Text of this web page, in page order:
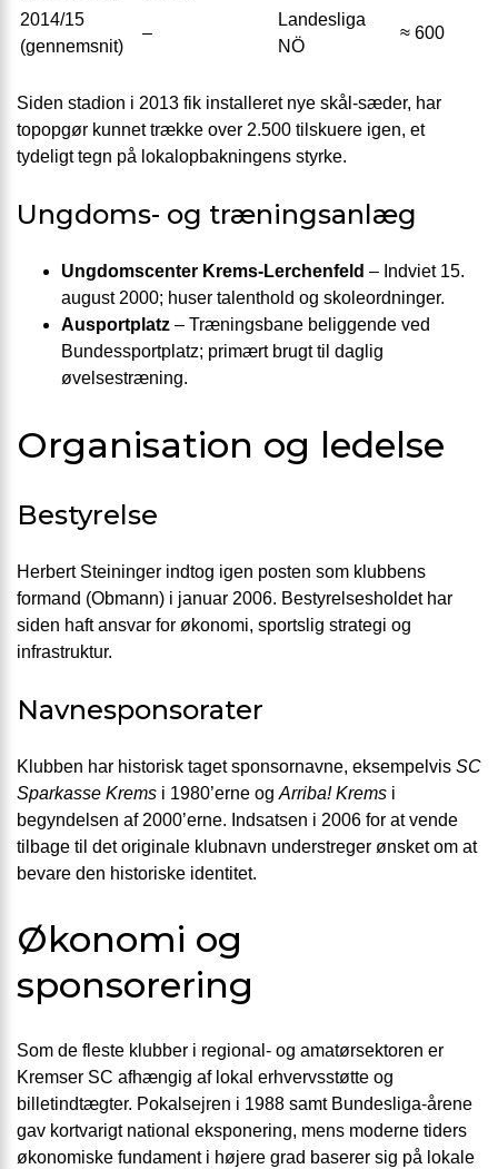
2014/15
(gennemsnit)
–
Landesliga
NÖ
≈ 600
Siden stadion i 2013 fik installeret nye skål-sæder, har
topopgør kunnet trække over 2.500 tilskuere igen, et
tydeligt tegn på lokalopbakningens styrke.
Ungdoms- og træningsanlæg
Ungdomscenter Krems-Lerchenfeld – Indviet 15.
august 2000; huser talenthold og skoleordninger.
Ausportplatz – Træningsbane beliggende ved
Bundessportplatz; primært brugt til daglig
øvelsestræning.
Organisation og ledelse
Bestyrelse
Herbert Steininger indtog igen posten som klubbens
formand (Obmann) i januar 2006. Bestyrelsesholdet har
siden haft ansvar for økonomi, sportslig strategi og
infrastruktur.
Navnesponsorater
Klubben har historisk taget sponsornavne, eksempelvis SC
Sparkasse Krems i 1980’erne og Arriba! Krems i
begyndelsen af 2000’erne. Indsatsen i 2006 for at vende
tilbage til det originale klubnavn understreger ønsket om at
bevare den historiske identitet.
Økonomi og
sponsorering
Som de fleste klubber i regional- og amatørsektoren er
Kremser SC afhængig af lokal erhvervsstøtte og
billetindtægter. Pokalsejren i 1988 samt Bundesliga-årene
gav kortvarigt national eksponering, mens moderne tiders
økonomiske fundament i højere grad baserer sig på lokale